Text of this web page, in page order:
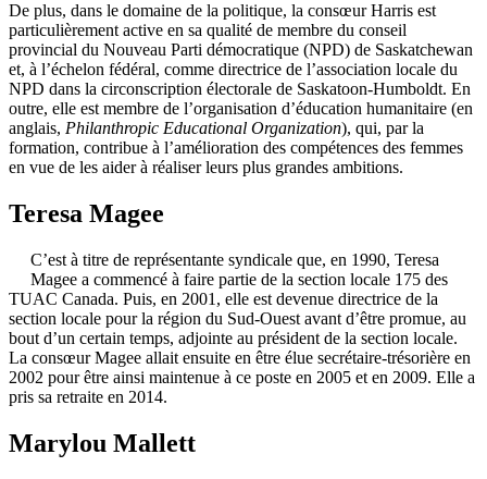
De plus, dans le domaine de la politique, la consœur Harris est
particulièrement active en sa qualité de membre du conseil
provincial du Nouveau Parti démocratique (NPD) de Saskatchewan
et, à l’échelon fédéral, comme directrice de l’association locale du
NPD dans la circonscription électorale de Saskatoon-Humboldt. En
outre, elle est membre de l’organisation d’éducation humanitaire (en
anglais, Philanthropic Educational Organization), qui, par la
formation, contribue à l’amélioration des compétences des femmes
en vue de les aider à réaliser leurs plus grandes ambitions.
Teresa Magee
C’est à titre de représentante syndicale que, en 1990, Teresa
Magee a commencé à faire partie de la section locale 175 des
TUAC Canada. Puis, en 2001, elle est devenue directrice de la
section locale pour la région du Sud-Ouest avant d’être promue, au
bout d’un certain temps, adjointe au président de la section locale.
La consœur Magee allait ensuite en être élue secrétaire-trésorière en
2002 pour être ainsi maintenue à ce poste en 2005 et en 2009. Elle a
pris sa retraite en 2014.
Marylou Mallett